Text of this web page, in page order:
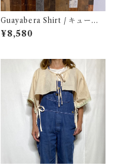
Guayabera Shirt / キューバ
シャツ 古着
¥8,580